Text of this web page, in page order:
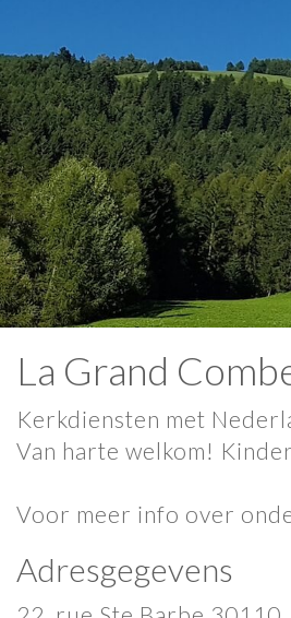
La Grand
Kerkdiensten met
Van harte welkom!
Voor meer info over
Adresgegevens